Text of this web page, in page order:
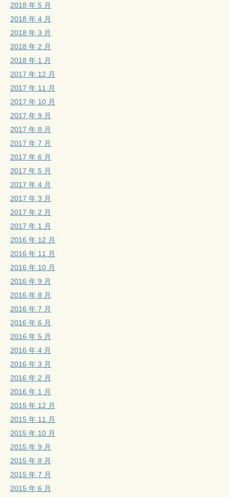
2018 年 5 月
2018 年 4 月
2018 年 3 月
2018 年 2 月
2018 年 1 月
2017 年 12 月
2017 年 11 月
2017 年 10 月
2017 年 9 月
2017 年 8 月
2017 年 7 月
2017 年 6 月
2017 年 5 月
2017 年 4 月
2017 年 3 月
2017 年 2 月
2017 年 1 月
2016 年 12 月
2016 年 11 月
2016 年 10 月
2016 年 9 月
2016 年 8 月
2016 年 7 月
2016 年 6 月
2016 年 5 月
2016 年 4 月
2016 年 3 月
2016 年 2 月
2016 年 1 月
2015 年 12 月
2015 年 11 月
2015 年 10 月
2015 年 9 月
2015 年 8 月
2015 年 7 月
2015 年 6 月